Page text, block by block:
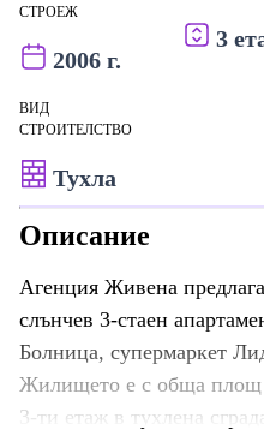
СТРОЕЖ
2006 г.
3
ВИД
СТРОИТЕЛСТВО
Тухла
Описание
Агенция Живена
слънчев 3-стаен
Болница, супермаркет
Жилището е с обща площ
3-ти етаж в тухлена